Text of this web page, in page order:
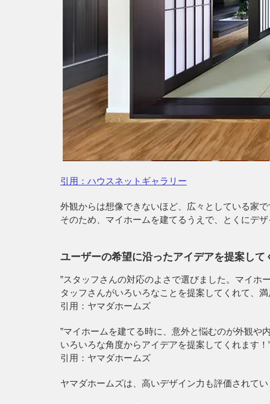
引用：ハウスネットギャラリー
外観からは想像できないほど、広々としている家
そのため、マイホームを建てるうえで、とくにデ
ユーザーの希望に沿ったアイデアを提案して
”スタッフさんの対応のよさで選びました。マイ
タッフさんがいろいろなことを提案してくれて、
引用：ヤマダホームズ
”マイホームを建てる時に、意外と悩むのが外観
いろいろな角度からアイデアを提案してくれます！
引用：ヤマダホームズ
ヤマダホームズは、高いデザイン力も評価されて